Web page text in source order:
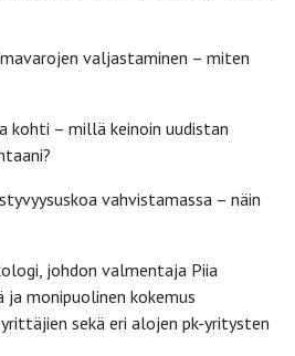
valjastaminen – miten
kohti – millä keinoin uudistan
vahvistamassa – näin
johdon valmentaja Piia
monipuolinen kokemus
sekä eri alojen pk-yritysten